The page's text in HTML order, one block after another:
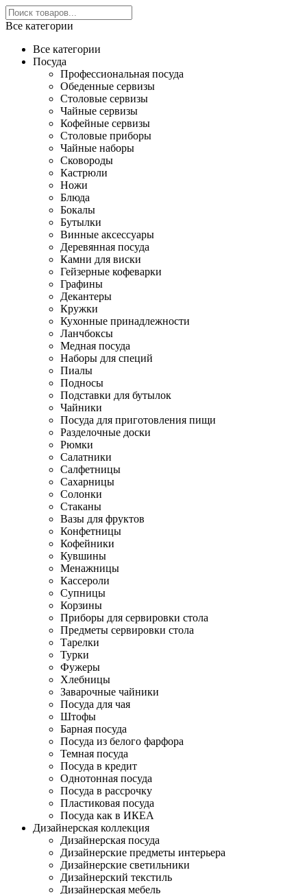
Все категории
Все категории
Посуда
Профессиональная посуда
Обеденные сервизы
Столовые сервизы
Чайные сервизы
Кофейные сервизы
Столовые приборы
Чайные наборы
Сковороды
Кастрюли
Ножи
Блюда
Бокалы
Бутылки
Винные аксессуары
Деревянная посуда
Камни для виски
Гейзерные кофеварки
Графины
Декантеры
Кружки
Кухонные принадлежности
Ланчбоксы
Медная посуда
Наборы для специй
Пиалы
Подносы
Подставки для бутылок
Чайники
Посуда для приготовления пищи
Разделочные доски
Рюмки
Салатники
Салфетницы
Сахарницы
Солонки
Стаканы
Вазы для фруктов
Конфетницы
Кофейники
Кувшины
Менажницы
Кассероли
Супницы
Корзины
Приборы для сервировки стола
Предметы сервировки стола
Тарелки
Турки
Фужеры
Хлебницы
Заварочные чайники
Посуда для чая
Штофы
Барная посуда
Посуда из белого фарфора
Темная посуда
Посуда в кредит
Однотонная посуда
Посуда в рассрочку
Пластиковая посуда
Посуда как в ИКЕА
Дизайнерская коллекция
Дизайнерская посуда
Дизайнерские предметы интерьера
Дизайнерские светильники
Дизайнерский текстиль
Дизайнерская мебель